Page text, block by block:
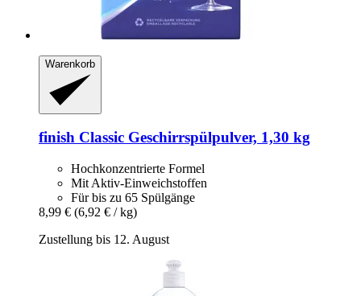
Warenkorb
finish Classic Geschirrspülpulver, 1,30 kg
Hochkonzentrierte Formel
Mit Aktiv-Einweichstoffen
Für bis zu 65 Spülgänge
8,99 € (6,92 € / kg)
Zustellung bis 12. August